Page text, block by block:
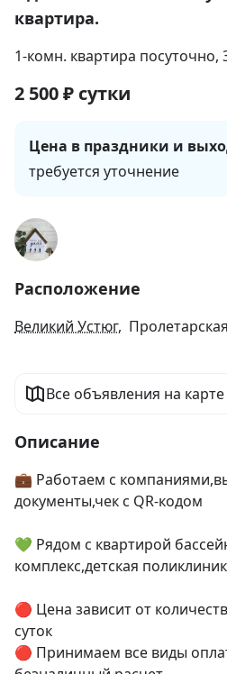
of
квартира.
1-комн. квартира посуточно,
2 500₽ сутки
Цена в праздники и
требуется уточнение
Расположение
Великий Устюг,
Все объявления на карте
Описание
💼 Работаем с
документы,чек с QR-кодом
💚 Рядом с квартирой
комплекс,детская
🔴 Цена зависит от
суток
🔴 Принимаем все виды